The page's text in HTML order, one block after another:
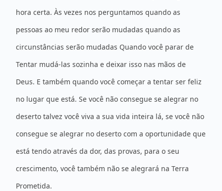
hora certa. Às vezes nos perguntamos quando as
pessoas ao meu redor serão mudadas quando as
circunstâncias serão mudadas Quando você parar de
Tentar mudá-las sozinha e deixar isso nas mãos de
Deus. E também quando você começar a tentar ser feliz
no lugar que está. Se você não consegue se alegrar no
deserto talvez você viva a sua vida inteira lá, se você não
consegue se alegrar no deserto com a oportunidade que
está tendo através da dor, das provas, para o seu
crescimento, você também não se alegrará na Terra
Prometida.